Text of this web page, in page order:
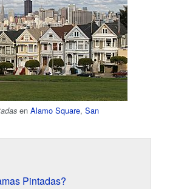
en Alamo Square, San
Pintadas?